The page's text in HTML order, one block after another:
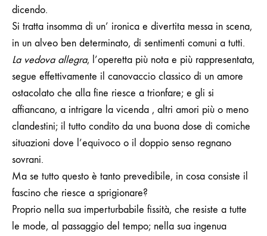
dicendo.
Si tratta insomma di un’ ironica e divertita messa in scena,
in un alveo ben determinato, di sentimenti comuni a tutti.
La vedova allegra, l’operetta più nota e più rappresentata,
segue effettivamente il canovaccio classico di un amore
ostacolato che alla fine riesce a trionfare; e gli si
affiancano, a intrigare la vicenda , altri amori più o meno
clandestini; il tutto condito da una buona dose di comiche
situazioni dove l’equivoco o il doppio senso regnano
sovrani.
Ma se tutto questo è tanto prevedibile, in cosa consiste il
fascino che riesce a sprigionare?
Proprio nella sua imperturbabile fissità, che resiste a tutte
le mode, al passaggio del tempo; nella sua ingenua